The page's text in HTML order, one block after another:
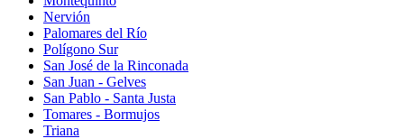
Nervión
Palomares del Río
Polígono Sur
San José de la Rinconada
San Juan - Gelves
San Pablo - Santa Justa
Tomares - Bormujos
Triana